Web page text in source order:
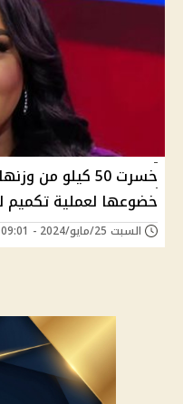
خسرت 50 كيلو
خضوعها لعملية تكميم
السبت 25/مايو/2024 - 09:01 ص